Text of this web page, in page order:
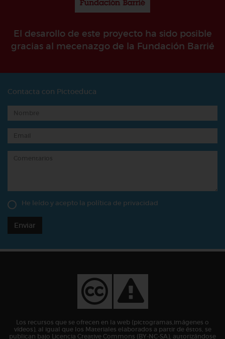
El desarollo de este proyecto ha sido posible
gracias al mecenazgo de la Fundación Barrié
Contacta con Pictoeduca
He leído y acepto la política de privacidad
Enviar
Los recursos que se ofrecen en la web (pictogramas,imágenes o
vídeos), al igual que los Materiales elaborados a partir de éstos, se
publican bajo Licencia Creative Commons (BY-NC-SA), autorizándose